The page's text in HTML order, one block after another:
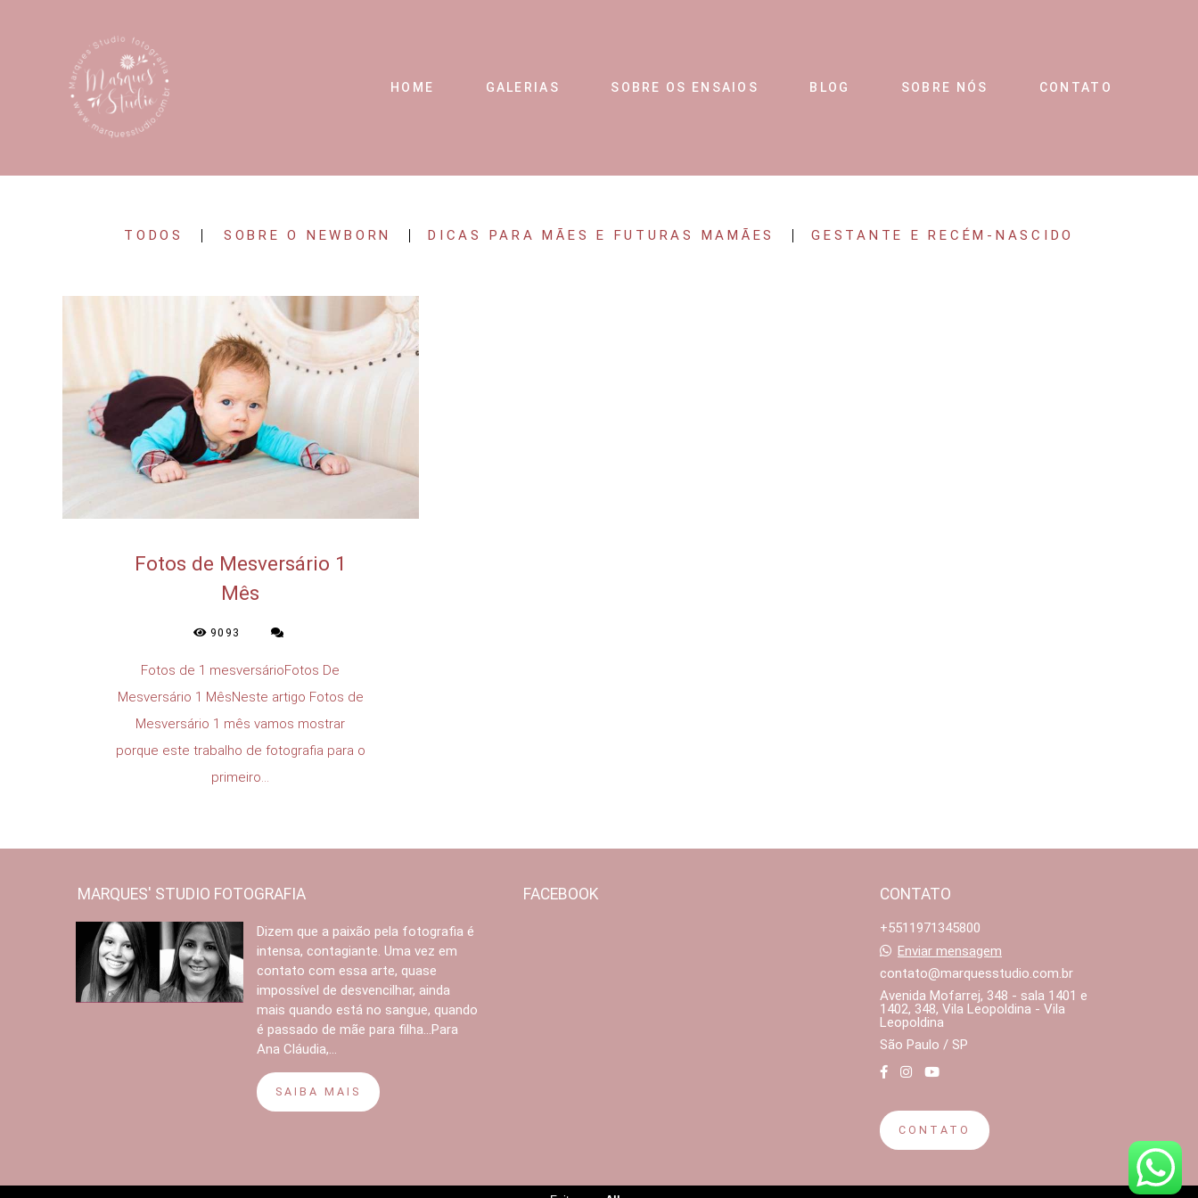
HOME GALERIAS SOBRE OS ENSAIOS BLOG SOBRE NÓS CONTATO
TODOS SOBRE O NEWBORN DICAS PARA MÃES E FUTURAS MAMÃES GESTANTE E RECÉM-NASCIDO
Fotos de Mesversário 1
Mês
9093
Fotos de 1 mesversárioFotos De
Mesversário 1 MêsNeste artigo Fotos de
Mesversário 1 mês vamos mostrar
porque este trabalho de fotografia para o
primeiro...
MARQUES' STUDIO FOTOGRAFIA
Dizem que a paixão pela fotografia é
intensa, contagiante. Uma vez em
contato com essa arte, quase
impossível de desvencilhar, ainda
mais quando está no sangue, quando
é passado de mãe para filha...Para
Ana Cláudia,...
SAIBA MAIS
FACEBOOK CONTATO
+5511971345800
Enviar mensagem
contato@marquesstudio.com.br
Avenida Mofarrej, 348 - sala 1401 e
1402, 348, Vila Leopoldina - Vila
Leopoldina
São Paulo / SP
CONTATO